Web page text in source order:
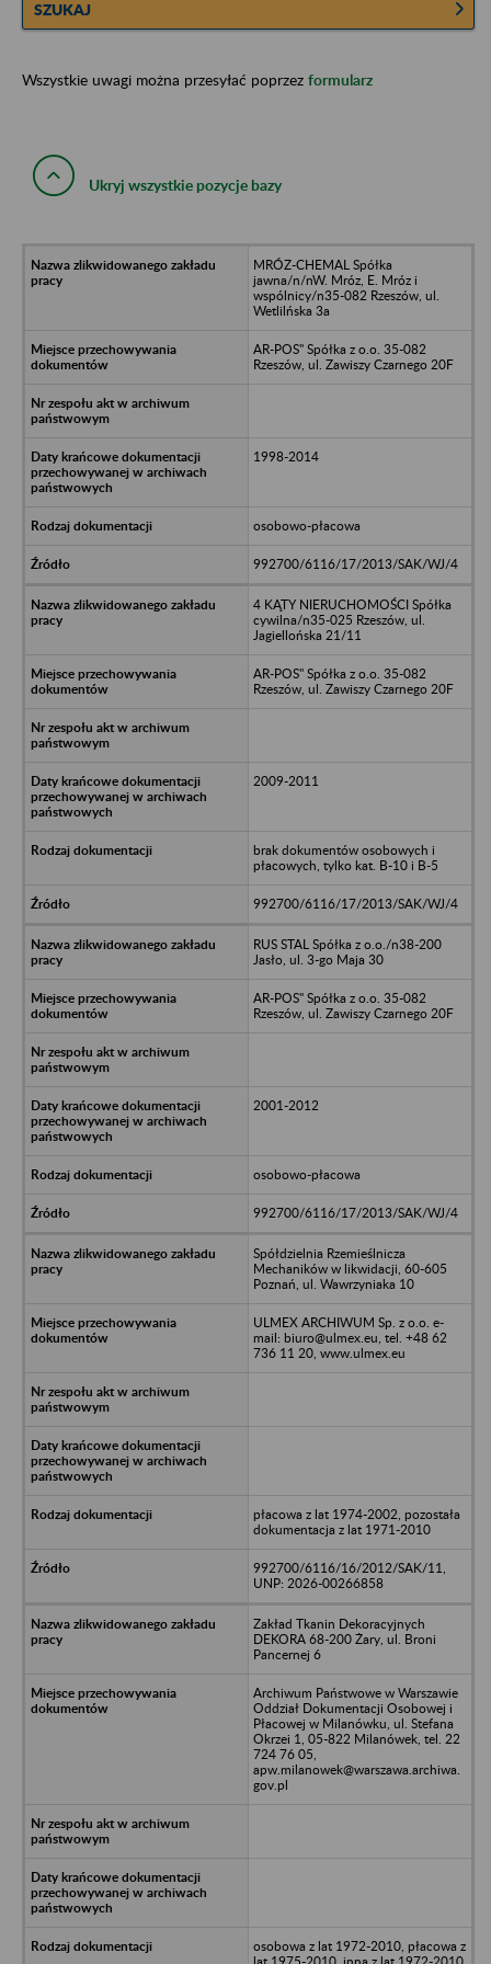
SZUKAJ
Wszystkie uwagi można przesyłać poprzez formularz
Ukryj wszystkie pozycje bazy
MRÓZ-CHEMAL Spółka
jawna/n/nW. Mróz, E. Mróz i
wspólnicy/n35-082 Rzeszów, ul.
Wetlilńska 3a
AR-POS" Spółka z o.o. 35-082
Rzeszów, ul. Zawiszy Czarnego 20F
1998-2014
osobowo-płacowa
992700/6116/17/2013/SAK/WJ/4
4 KĄTY NIERUCHOMOŚCI Spółka
cywilna/n35-025 Rzeszów, ul.
Jagiellońska 21/11
AR-POS" Spółka z o.o. 35-082
Rzeszów, ul. Zawiszy Czarnego 20F
2009-2011
brak dokumentów osobowych i
płacowych, tylko kat. B-10 i B-5
992700/6116/17/2013/SAK/WJ/4
RUS STAL Spółka z o.o./n38-200
Jasło, ul. 3-go Maja 30
AR-POS" Spółka z o.o. 35-082
Rzeszów, ul. Zawiszy Czarnego 20F
2001-2012
osobowo-płacowa
992700/6116/17/2013/SAK/WJ/4
Spółdzielnia Rzemieślnicza
Mechaników w likwidacji, 60-605
Poznań, ul. Wawrzyniaka 10
ULMEX ARCHIWUM Sp. z o.o. e-
mail: biuro@ulmex.eu, tel. +48 62
736 11 20, www.ulmex.eu
płacowa z lat 1974-2002, pozostała
dokumentacja z lat 1971-2010
992700/6116/16/2012/SAK/11,
UNP: 2026-00266858
Zakład Tkanin Dekoracyjnych
DEKORA 68-200 Żary, ul. Broni
Pancernej 6
Archiwum Państwowe w Warszawie
Oddział Dokumentacji Osobowej i
Płacowej w Milanówku, ul. Stefana
Okrzei 1, 05-822 Milanówek, tel. 22
724 76 05,
apw.milanowek@warszawa.archiwa.
gov.pl
osobowa z lat 1972-2010, płacowa z